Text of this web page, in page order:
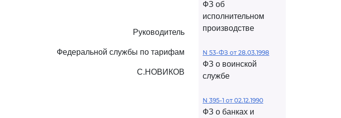
Руководитель
Федеральной службы по тарифам
С.НОВИКОВ
ФЗ об
исполнительном
производстве
N 53-ФЗ от 28.03.1998
ФЗ о воинской
службе
N 395-1 от 02.12.1990
ФЗ о банках и